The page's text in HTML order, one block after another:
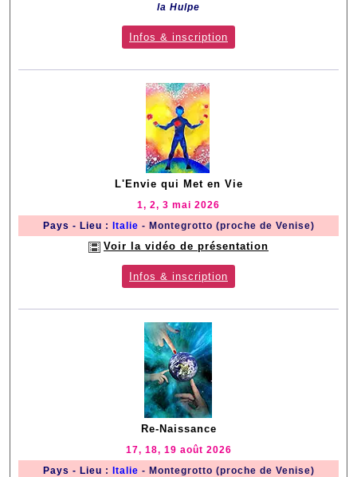
la Hulpe
Infos & inscription
L'Envie qui Met en Vie
1, 2, 3 mai 2026
Pays - Lieu : Italie - Montegrotto (proche de Venise)
Voir la vidéo de présentation
Infos & inscription
Re-Naissance
17, 18, 19 août 2026
Pays - Lieu : Italie - Montegrotto (proche de Venise)